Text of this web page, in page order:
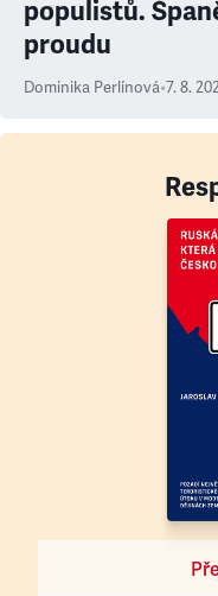
populistů.
proudu
Dominika Perlínová•7. 8.